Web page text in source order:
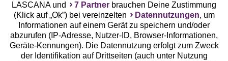
Geprüfte Sicherheit
LASCANA und 7 Partner brauchen Deine Zustimmung
(Klick auf „Ok”) bei vereinzelten
Datennutzungen, um
Informationen auf einem Gerät zu speichern und/oder
abzurufen (IP-Adresse, Nutzer-ID, Browser-Informationen,
Geräte-Kennungen). Die Datennutzung erfolgt zum Zweck
der Identifikation auf Drittseiten (auch unter Nutzung